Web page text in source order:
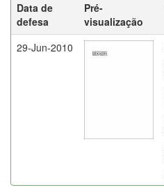
Data de
defesa
Pré-
visualização
29-Jun-2010